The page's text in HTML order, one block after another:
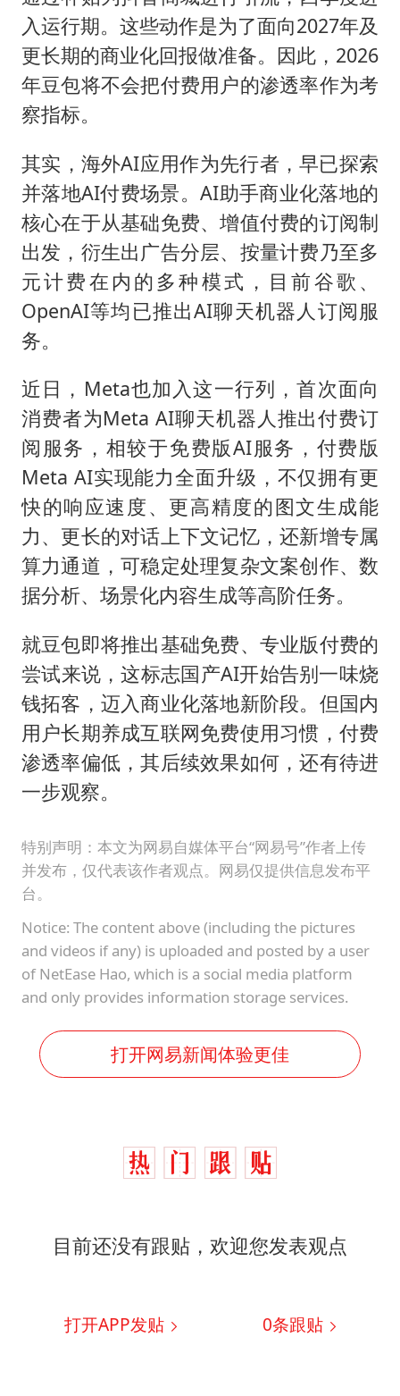
入运行期。这些动作是为了面向2027年及
更长期的商业化回报做准备。因此，2026
年豆包将不会把付费用户的渗透率作为考
察指标。
其实，海外AI应用作为先行者，早已探索
并落地AI付费场景。AI助手商业化落地的
核心在于从基础免费、增值付费的订阅制
出发，衍生出广告分层、按量计费乃至多
元计费在内的多种模式，目前谷歌、
OpenAI等均已推出AI聊天机器人订阅服
务。
近日，Meta也加入这一行列，首次面向
消费者为Meta AI聊天机器人推出付费订
阅服务，相较于免费版AI服务，付费版
Meta AI实现能力全面升级，不仅拥有更
快的响应速度、更高精度的图文生成能
力、更长的对话上下文记忆，还新增专属
算力通道，可稳定处理复杂文案创作、数
据分析、场景化内容生成等高阶任务。
就豆包即将推出基础免费、专业版付费的
尝试来说，这标志国产AI开始告别一味烧
钱拓客，迈入商业化落地新阶段。但国内
用户长期养成互联网免费使用习惯，付费
渗透率偏低，其后续效果如何，还有待进
一步观察。
特别声明：本文为网易自媒体平台“网易号”作者上传
并发布，仅代表该作者观点。网易仅提供信息发布平
台。
Notice: The content above (including the pictures
and videos if any) is uploaded and posted by a user
of NetEase Hao, which is a social media platform
and only provides information storage services.
打开网易新闻体验更佳
目前还没有跟贴，欢迎您发表观点
打开APP发贴 0条跟贴